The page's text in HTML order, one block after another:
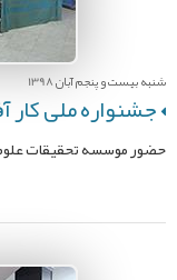
شنبه بیست و پنجم آبان 1398
جشنواره ملی کار
حضور موسسه تحقیقات